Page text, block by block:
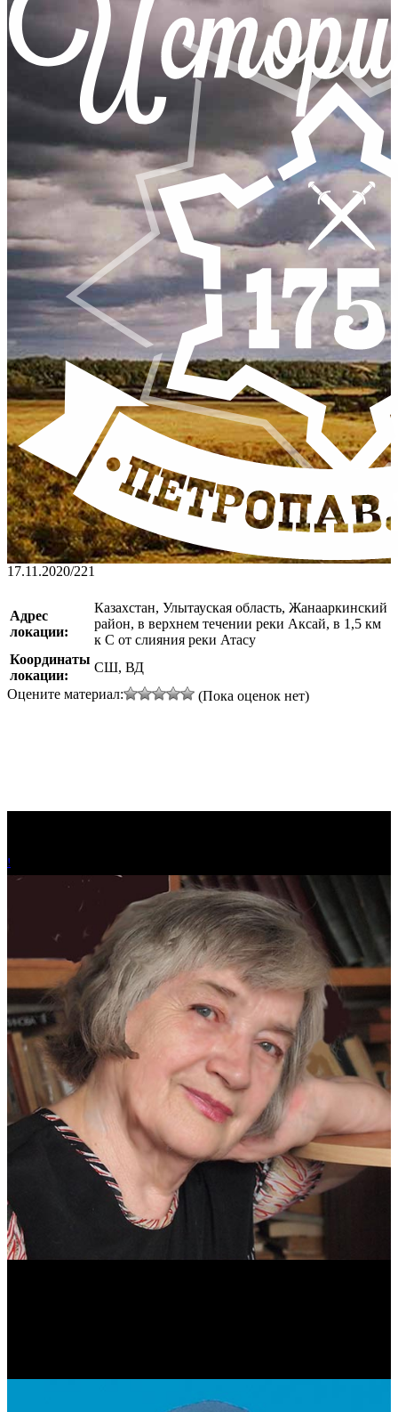
17.11.2020/221
Адрес
локации:
Казахстан, Улытауская область, Жанааркинский
район, в верхнем течении реки Аксай, в 1,5 км
к С от слияния реки Атасу
Координаты
локации:
СШ, ВД
Оцените материал:
(Пока оценок нет)
!